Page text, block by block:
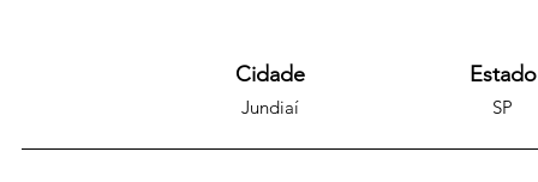
Jundiaí
Cidade Estado
SP